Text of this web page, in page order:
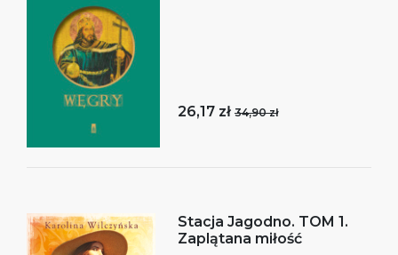
26,17 zł 34,90 zł
Stacja Jagodno. TOM 1.
Zaplątana miłość